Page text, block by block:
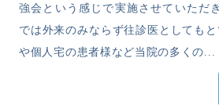
強会という感じで実施させていただ
では外来のみならず往診医としても
や個人宅の患者様など当院の多くの...